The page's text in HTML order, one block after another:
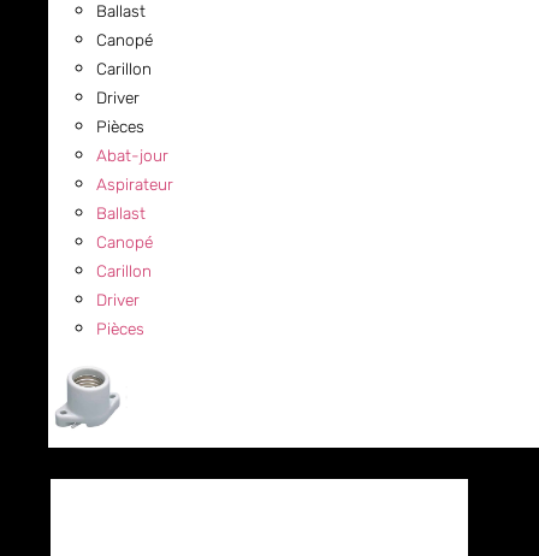
Ballast
Canopé
Carillon
Driver
Pièces
Abat-jour
Aspirateur
Ballast
Canopé
Carillon
Driver
Pièces